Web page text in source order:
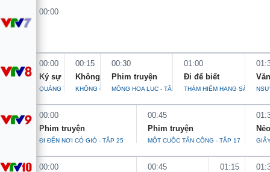
Thị trường
Tư vấn
Lịch phát sóng
Chuyên mục khác
Emagazine Podcast
Photo Infographic
Video Shorts video
00:00
00:00
Ký sự
QUẢNG TRỊ - DẤU ẤN LỊCH SỬ - TẬP 2
00:15
Không gian mạng
KHÔNG GIAN MẠNG
00:30
Phim truyện
MỘNG HOA LỤC - TẬP 4
01:00
Đi để biết
THÁM HIỂM HANG SÂU Ở
00:00
Phim truyện
ĐI ĐẾN NƠI CÓ GIÓ - TẬP 25
00:45
Phim truyện
MỘT CUỘC TẤN CÔNG - TẬP 17
00:00
00:45
01:15